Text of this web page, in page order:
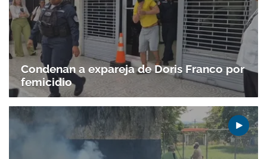
Condenan a expareja de Doris Franco por
femicidio